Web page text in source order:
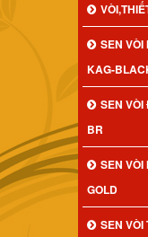
SEN
KAG-
SEN
BR
SEN
GOLD
SEN